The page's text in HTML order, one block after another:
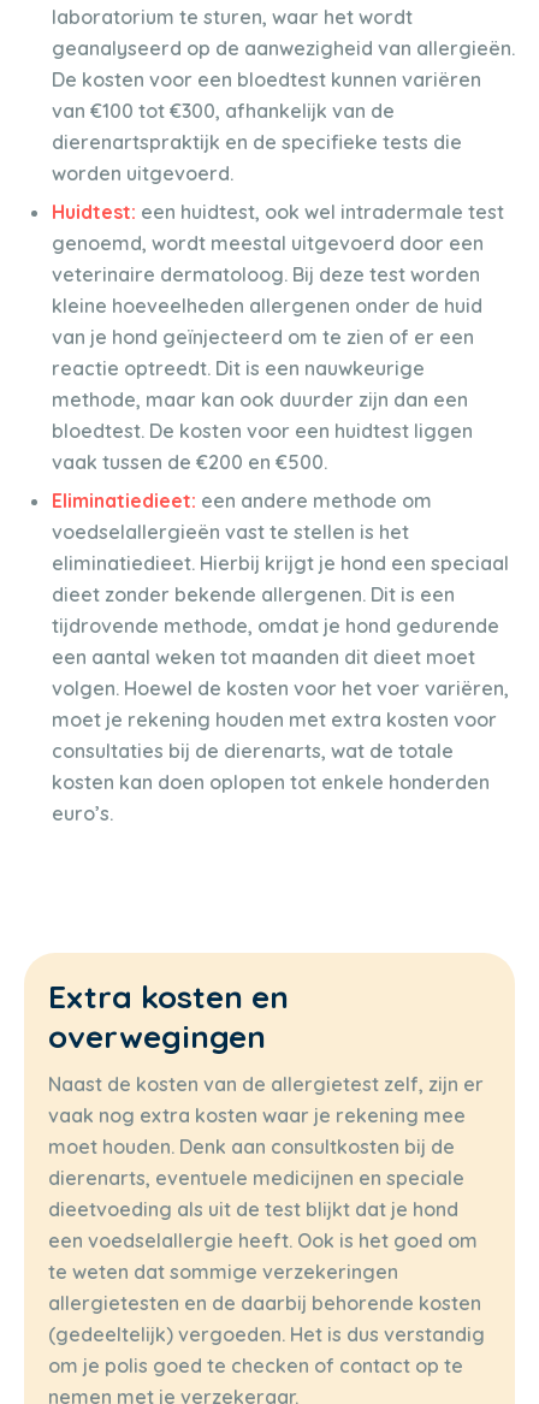
laboratorium te sturen, waar het wordt
geanalyseerd op de aanwezigheid van allergieën.
De kosten voor een bloedtest kunnen variëren
van €100 tot €300, afhankelijk van de
dierenartspraktijk en de specifieke tests die
worden uitgevoerd.
Huidtest: een huidtest, ook wel intradermale test
genoemd, wordt meestal uitgevoerd door een
veterinaire dermatoloog. Bij deze test worden
kleine hoeveelheden allergenen onder de huid
van je hond geïnjecteerd om te zien of er een
reactie optreedt. Dit is een nauwkeurige
methode, maar kan ook duurder zijn dan een
bloedtest. De kosten voor een huidtest liggen
vaak tussen de €200 en €500.
Eliminatiedieet: een andere methode om
voedselallergieën vast te stellen is het
eliminatiedieet. Hierbij krijgt je hond een speciaal
dieet zonder bekende allergenen. Dit is een
tijdrovende methode, omdat je hond gedurende
een aantal weken tot maanden dit dieet moet
volgen. Hoewel de kosten voor het voer variëren,
moet je rekening houden met extra kosten voor
consultaties bij de dierenarts, wat de totale
kosten kan doen oplopen tot enkele honderden
euro’s.
Extra kosten en
overwegingen
Naast de kosten van de allergietest zelf, zijn er
vaak nog extra kosten waar je rekening mee
moet houden. Denk aan consultkosten bij de
dierenarts, eventuele medicijnen en speciale
dieetvoeding als uit de test blijkt dat je hond
een voedselallergie heeft. Ook is het goed om
te weten dat sommige verzekeringen
allergietesten en de daarbij behorende kosten
(gedeeltelijk) vergoeden. Het is dus verstandig
om je polis goed te checken of contact op te
nemen met je verzekeraar.